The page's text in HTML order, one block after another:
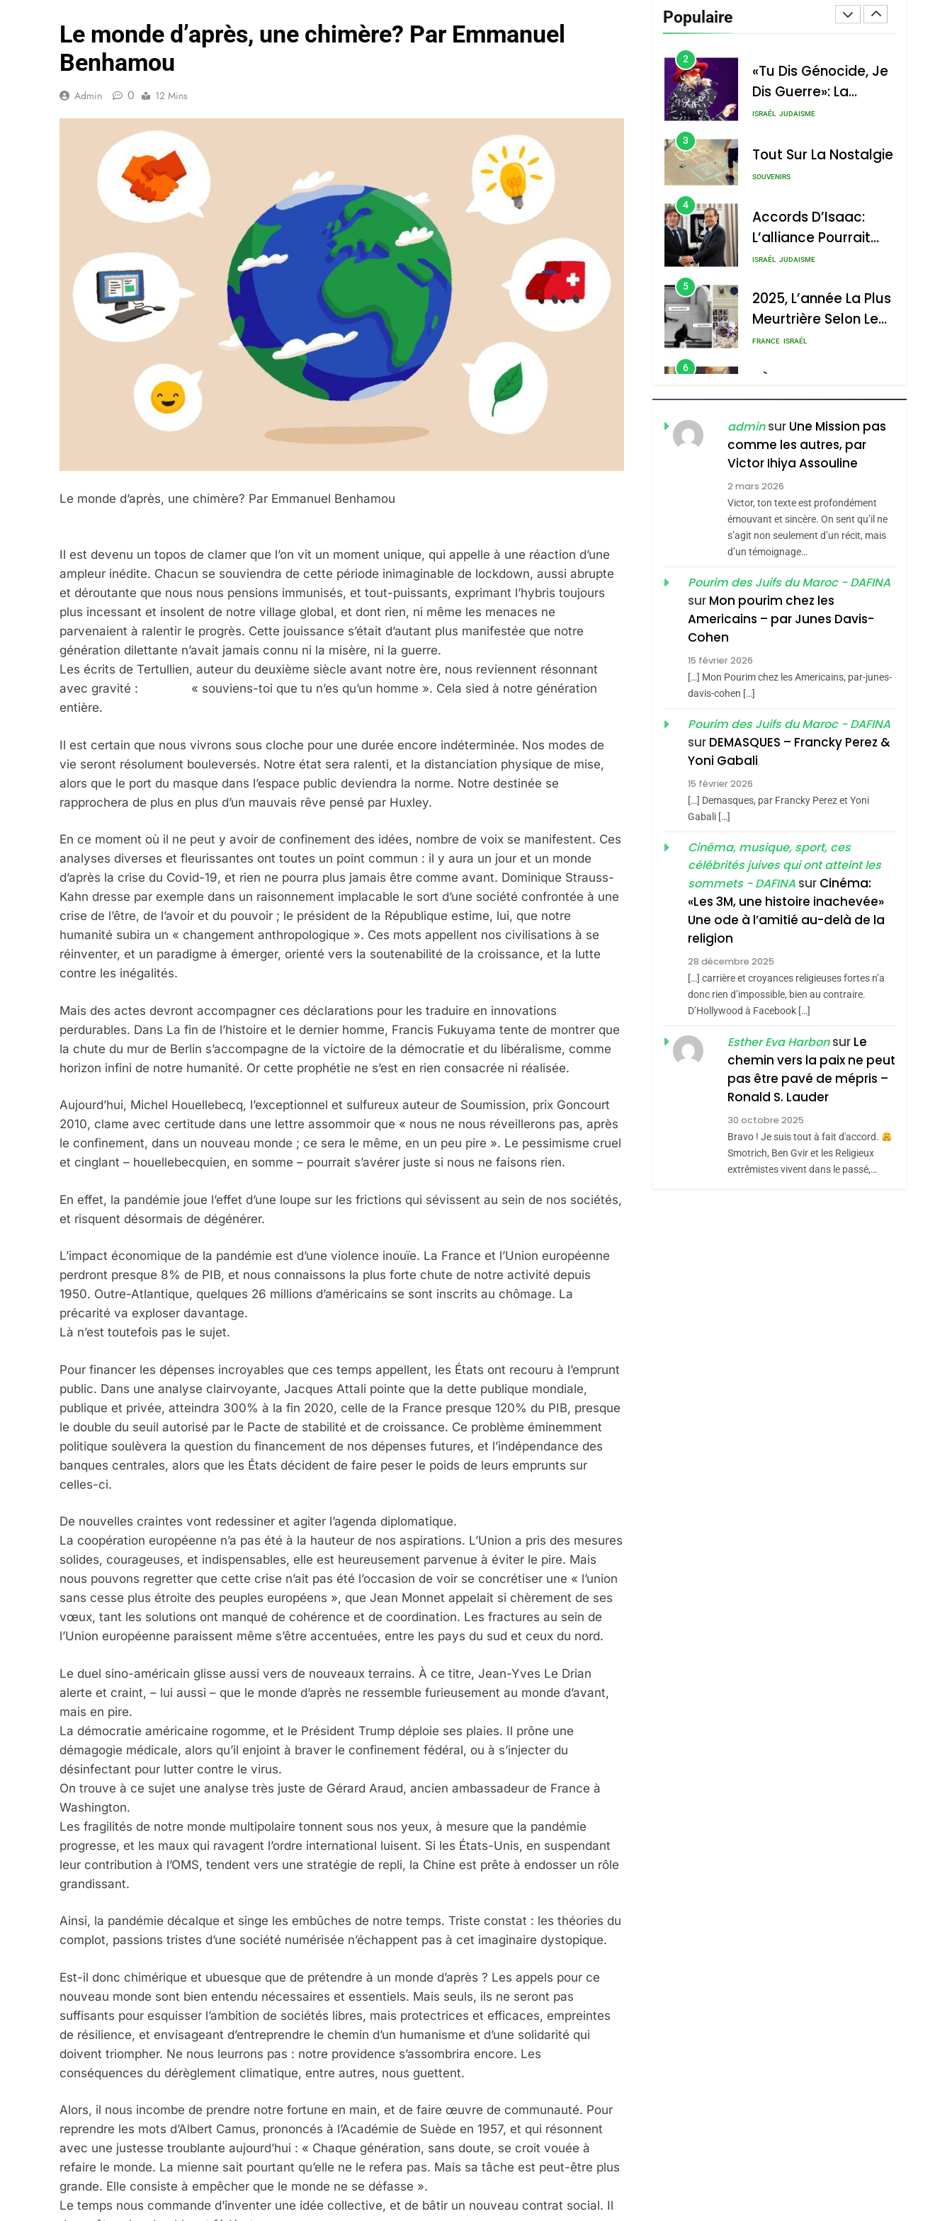
Le monde d’après, une chimère? Par Emmanuel
Benhamou
Admin 0 12 Mins
Le monde d’après, une chimère? Par Emmanuel Benhamou
Il est devenu un topos de clamer que l’on vit un moment unique, qui appelle à une réaction d’une
ampleur inédite. Chacun se souviendra de cette période inimaginable de lockdown, aussi abrupte
et déroutante que nous nous pensions immunisés, et tout-puissants, exprimant l’hybris toujours
plus incessant et insolent de notre village global, et dont rien, ni même les menaces ne
parvenaient à ralentir le progrès. Cette jouissance s’était d’autant plus manifestée que notre
génération dilettante n’avait jamais connu ni la misère, ni la guerre.
Les écrits de Tertullien, auteur du deuxième siècle avant notre ère, nous reviennent résonnant
avec gravité : « souviens-toi que tu n’es qu’un homme ». Cela sied à notre génération
entière.
Il est certain que nous vivrons sous cloche pour une durée encore indéterminée. Nos modes de
vie seront résolument bouleversés. Notre état sera ralenti, et la distanciation physique de mise,
alors que le port du masque dans l’espace public deviendra la norme. Notre destinée se
rapprochera de plus en plus d’un mauvais rêve pensé par Huxley.
En ce moment où il ne peut y avoir de confinement des idées, nombre de voix se manifestent. Ces
analyses diverses et fleurissantes ont toutes un point commun : il y aura un jour et un monde
d’après la crise du Covid-19, et rien ne pourra plus jamais être comme avant. Dominique Strauss-
Kahn dresse par exemple dans un raisonnement implacable le sort d’une société confrontée à une
crise de l’être, de l’avoir et du pouvoir ; le président de la République estime, lui, que notre
humanité subira un « changement anthropologique ». Ces mots appellent nos civilisations à se
réinventer, et un paradigme à émerger, orienté vers la soutenabilité de la croissance, et la lutte
contre les inégalités.
Mais des actes devront accompagner ces déclarations pour les traduire en innovations
perdurables. Dans La fin de l’histoire et le dernier homme, Francis Fukuyama tente de montrer que
la chute du mur de Berlin s’accompagne de la victoire de la démocratie et du libéralisme, comme
horizon infini de notre humanité. Or cette prophétie ne s’est en rien consacrée ni réalisée.
Aujourd’hui, Michel Houellebecq, l’exceptionnel et sulfureux auteur de Soumission, prix Goncourt
2010, clame avec certitude dans une lettre assommoir que « nous ne nous réveillerons pas, après
le confinement, dans un nouveau monde ; ce sera le même, en un peu pire ». Le pessimisme cruel
et cinglant – houellebecquien, en somme – pourrait s’avérer juste si nous ne faisons rien.
En effet, la pandémie joue l’effet d’une loupe sur les frictions qui sévissent au sein de nos sociétés,
et risquent désormais de dégénérer.
L’impact économique de la pandémie est d’une violence inouïe. La France et l’Union européenne
perdront presque 8% de PIB, et nous connaissons la plus forte chute de notre activité depuis
1950. Outre-Atlantique, quelques 26 millions d’américains se sont inscrits au chômage. La
précarité va exploser davantage.
Là n’est toutefois pas le sujet.
Pour financer les dépenses incroyables que ces temps appellent, les États ont recouru à l’emprunt
public. Dans une analyse clairvoyante, Jacques Attali pointe que la dette publique mondiale,
publique et privée, atteindra 300% à la fin 2020, celle de la France presque 120% du PIB, presque
le double du seuil autorisé par le Pacte de stabilité et de croissance. Ce problème éminemment
politique soulèvera la question du financement de nos dépenses futures, et l’indépendance des
banques centrales, alors que les États décident de faire peser le poids de leurs emprunts sur
celles-ci.
De nouvelles craintes vont redessiner et agiter l’agenda diplomatique.
La coopération européenne n’a pas été à la hauteur de nos aspirations. L’Union a pris des mesures
solides, courageuses, et indispensables, elle est heureusement parvenue à éviter le pire. Mais
nous pouvons regretter que cette crise n’ait pas été l’occasion de voir se concrétiser une « l’union
sans cesse plus étroite des peuples européens », que Jean Monnet appelait si chèrement de ses
vœux, tant les solutions ont manqué de cohérence et de coordination. Les fractures au sein de
l’Union européenne paraissent même s’être accentuées, entre les pays du sud et ceux du nord.
Le duel sino-américain glisse aussi vers de nouveaux terrains. À ce titre, Jean-Yves Le Drian
alerte et craint, – lui aussi – que le monde d’après ne ressemble furieusement au monde d’avant,
mais en pire.
La démocratie américaine rogomme, et le Président Trump déploie ses plaies. Il prône une
démagogie médicale, alors qu’il enjoint à braver le confinement fédéral, ou à s’injecter du
désinfectant pour lutter contre le virus.
On trouve à ce sujet une analyse très juste de Gérard Araud, ancien ambassadeur de France à
Washington.
Les fragilités de notre monde multipolaire tonnent sous nos yeux, à mesure que la pandémie
progresse, et les maux qui ravagent l’ordre international luisent. Si les États-Unis, en suspendant
leur contribution à l’OMS, tendent vers une stratégie de repli, la Chine est prête à endosser un rôle
grandissant.
Ainsi, la pandémie décalque et singe les embûches de notre temps. Triste constat : les théories du
complot, passions tristes d’une société numérisée n’échappent pas à cet imaginaire dystopique.
Est-il donc chimérique et ubuesque que de prétendre à un monde d’après ? Les appels pour ce
nouveau monde sont bien entendu nécessaires et essentiels. Mais seuls, ils ne seront pas
suffisants pour esquisser l’ambition de sociétés libres, mais protectrices et efficaces, empreintes
de résilience, et envisageant d’entreprendre le chemin d’un humanisme et d’une solidarité qui
doivent triompher. Ne nous leurrons pas : notre providence s’assombrira encore. Les
conséquences du dérèglement climatique, entre autres, nous guettent.
Alors, il nous incombe de prendre notre fortune en main, et de faire œuvre de communauté. Pour
reprendre les mots d’Albert Camus, prononcés à l’Académie de Suède en 1957, et qui résonnent
avec une justesse troublante aujourd’hui : « Chaque génération, sans doute, se croit vouée à
refaire le monde. La mienne sait pourtant qu’elle ne le refera pas. Mais sa tâche est peut-être plus
grande. Elle consiste à empêcher que le monde ne se défasse ».
Le temps nous commande d’inventer une idée collective, et de bâtir un nouveau contrat social. Il
Populaire
Vanessa De Loya
2
«Tu Dis Génocide, Je
Dis Guerre»: La
Nouvelle Chanson De
ISRAÉL JUDAISME
3
Tout Sur La Nostalgie
SOUVENIRS
4
Accords D’Isaac:
L’alliance Pourrait
S’étendre À 13 Pays
ISRAÉL JUDAISME
5
2025, L’année La Plus
Meurtrière Selon Le
Rapport D’ADL
FRANCE ISRAÉL
6
FIÈRE, DIGNE ET
RÉSILIENTE :
POURQUOI JE
REVENDIQUE MA
JUDAÏTE Par Thérèse
Zrihen-Dvir
ISRAÉL JUDAISME
CE QUI NOUS
MANQUE – Jacques
Hadida
JUDAISME
Maroc : Les Amandes
De Tafraout, Le Miel
De Tadla Azilal
Consacrés Produits
Du Terroir
DAFINA MAROC
Oeil Ravageur –
2
Dis Guerre»: La
Nouvelle Chanson De
Boy George
ISRAÉL JUDAISME
Accords D’Isaac:
L’alliance Pourrait
S’étendre À 13 Pays
D’Amérique Latine
ISRAÉL JUDAISME
5
Meurtrière Selon Le
Rapport D’ADL
Contre
L’antisémitisme
FRANCE ISRAÉL
FIÈRE, DIGNE ET
RÉSILIENTE :
POURQUOI JE
REVENDIQUE MA
JUDAÏTE Par Thérèse
Zrihen-Dvir
ISRAÉL JUDAISME
CE QUI NOUS
MANQUE – Jacques
Hadida
JUDAISME
Maroc : Les Amandes
adminsur Une Mission pas
comme les autres, par
Victor Ihiya Assouline
2 mars 2026
Victor, ton texte est profondément
émouvant et sincère. On sent qu’il ne
s’agit non seulement d’un récit, mais
d’un témoignage…
Pourim des Juifs du Maroc - DAFINA
sur Mon pourim chez les
Americains – par Junes Davis-
Cohen
15 février 2026
[…] Mon Pourim chez les Americains, par-junes-
davis-cohen […]
Pourim des Juifs du Maroc - DAFINA
sur DEMASQUES – Francky Perez &
Yoni Gabali
15 février 2026
[…] Demasques, par Francky Perez et Yoni
Gabali […]
Cinéma, musique, sport, ces
célébrités juives qui ont atteint les
sommets - DAFINA sur Cinéma:
«Les 3M, une histoire inachevée»
Une ode à l’amitié au-delà de la
religion
28 décembre 2025
[…] carrière et croyances religieuses fortes n’a
donc rien d’impossible, bien au contraire.
D’Hollywood à Facebook […]
Esther Eva Harbonsur Le
chemin vers la paix ne peut
pas être pavé de mépris –
Ronald S. Lauder
30 octobre 2025
Bravo ! Je suis tout à fait d'accord.
Smotrich, Ben Gvir et les Religieux
extrêmistes vivent dans le passé,…